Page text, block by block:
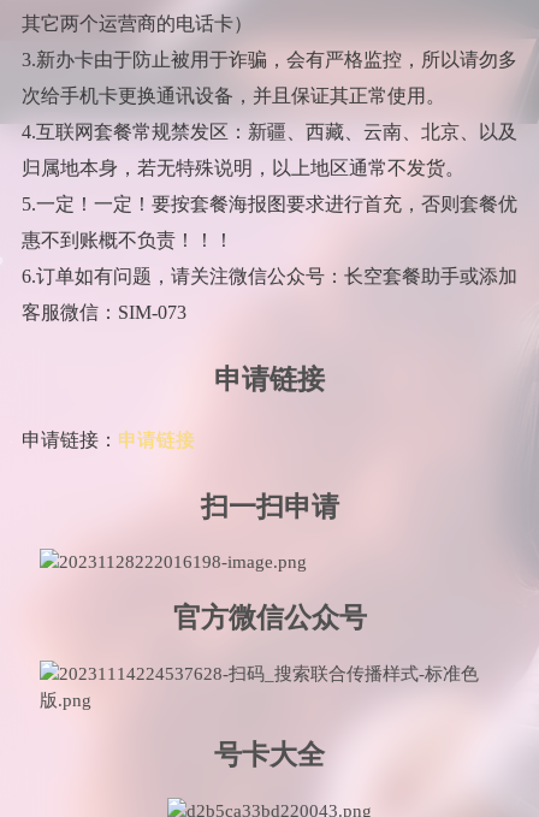
其它两个运营商的电话卡）
3.新办卡由于防止被用于诈骗，会有严格监控，所以请勿多
次给手机卡更换通讯设备，并且保证其正常使用。
4.互联网套餐常规禁发区：新疆、西藏、云南、北京、以及
归属地本身，若无特殊说明，以上地区通常不发货。
5.一定！一定！要按套餐海报图要求进行首充，否则套餐优
惠不到账概不负责！！！
6.订单如有问题，请关注微信公众号：长空套餐助手或添加
客服微信：SIM-073
申请链接
申请链接： 申请链接
扫一扫申请
官方微信公众号
号卡大全